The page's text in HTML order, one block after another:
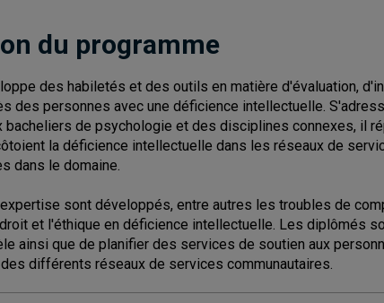
du programme
des habiletés et des outils en matière d'évaluation,
des personnes avec une déficience intellectuelle.
bacheliers de psychologie et des disciplines connexes, il
la déficience intellectuelle dans les réseaux de
dans le domaine.
sont développés, entre autres les troubles de
et l'éthique en déficience intellectuelle. Les diplômés
ainsi que de planifier des services de soutien aux
différents réseaux de services communautaires.